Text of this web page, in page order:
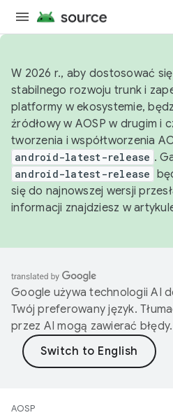
W 2026 r., aby dostosować
stabilnego rozwoju trunk i
platformy w ekosystemie,
źródłowy w AOSP w drugim i
tworzenia i współtworzenia
android-latest-release .
android-latest-release
się do najnowszej wersji
informacji znajdziesz w
Google używa technologii AI
Twój preferowany język.
przez AI mogą zawierać błędy.
AOSP